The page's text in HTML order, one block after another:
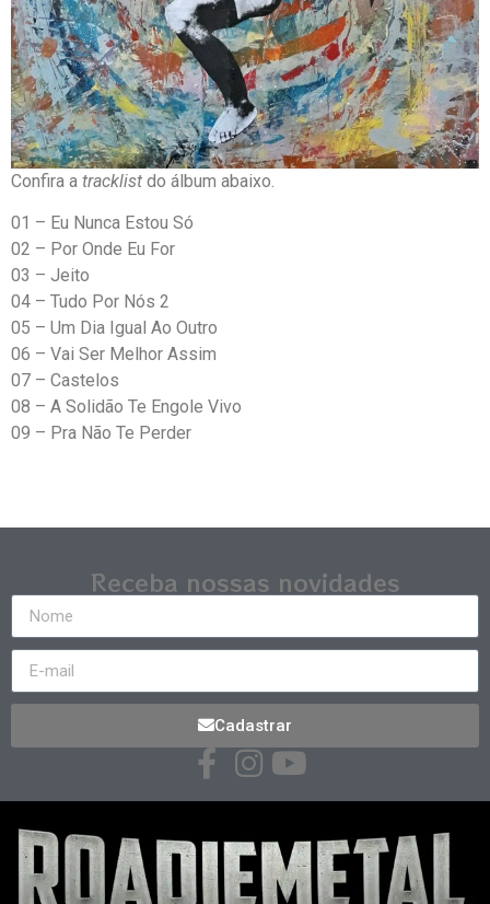
Confira a tracklist do álbum abaixo.
01 – Eu Nunca Estou Só
02 – Por Onde Eu For
03 – Jeito
04 – Tudo Por Nós 2
05 – Um Dia Igual Ao Outro
06 – Vai Ser Melhor Assim
07 – Castelos
08 – A Solidão Te Engole Vivo
09 – Pra Não Te Perder
Receba nossas novidades
Cadastrar